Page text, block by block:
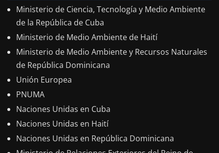
Ministerio de Ciencia, Tecnología y Medio Ambiente
de la República de Cuba
Ministerio de Medio Ambiente de Haití
Ministerio de Medio Ambiente y Recursos Naturales
de República Dominicana
Unión Europea
PNUMA
Naciones Unidas en Cuba
Naciones Unidas en Haití
Naciones Unidas en República Dominicana